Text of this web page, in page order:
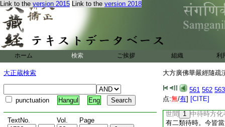
Link to the version 2015 Link to the version 2018
ホーム 検索 ご挨拶 組織 利
大正蔵検索
punctuation Hangul Eng
TextNo. Vol. Page
大方廣佛華嚴經隨疏
561 562 563
点:無/有] [CITE]
就人分別。以論云
以辨其根。初中又
後二通染淨。疏。
亦猶羊鹿牛形大小
此類煩惱而有勝用
乘中熟者定等者。
此約根居然自別。
度。今此約熟
世間
1 中待時方化
有二類待時。今皆